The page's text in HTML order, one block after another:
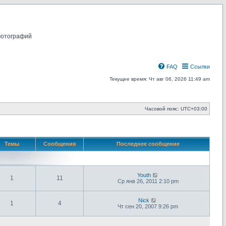
Ссылки
FAQ
Текущее время: Чт авг 06, 2026 11:49 am
Часовой пояс: UTC+03:00
Темы Сообщения Последнее сообщение
1 11 Youth
е
е
т
к
Ср янв 26, 2011 2:10 pm
1 4 Nick
е
е
Чт сен 20, 2007 9:26 pm